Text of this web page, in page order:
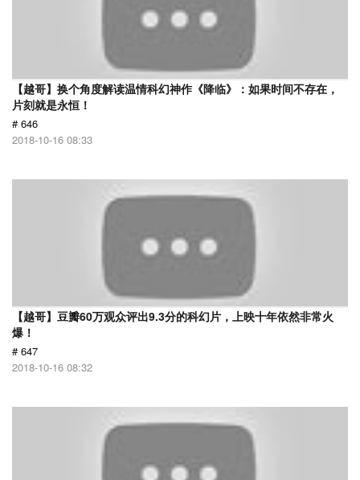
【越哥】换个角度解读温情科幻神作《降临》：如果时间不存在，
片刻就是永恒！
# 646
2018-10-16 08:33
【越哥】豆瓣60万观众评出9.3分的科幻片，上映十年依然非常火
爆！
# 647
2018-10-16 08:32